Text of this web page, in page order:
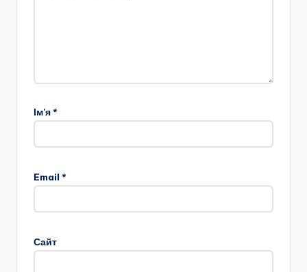
Ім'я*
Email *
Сайт